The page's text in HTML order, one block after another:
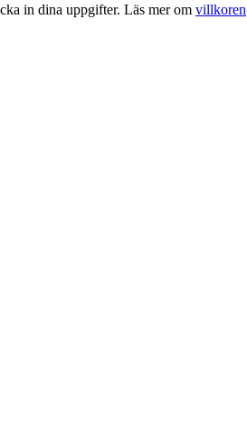
in dina uppgifter. Läs mer om villkoren